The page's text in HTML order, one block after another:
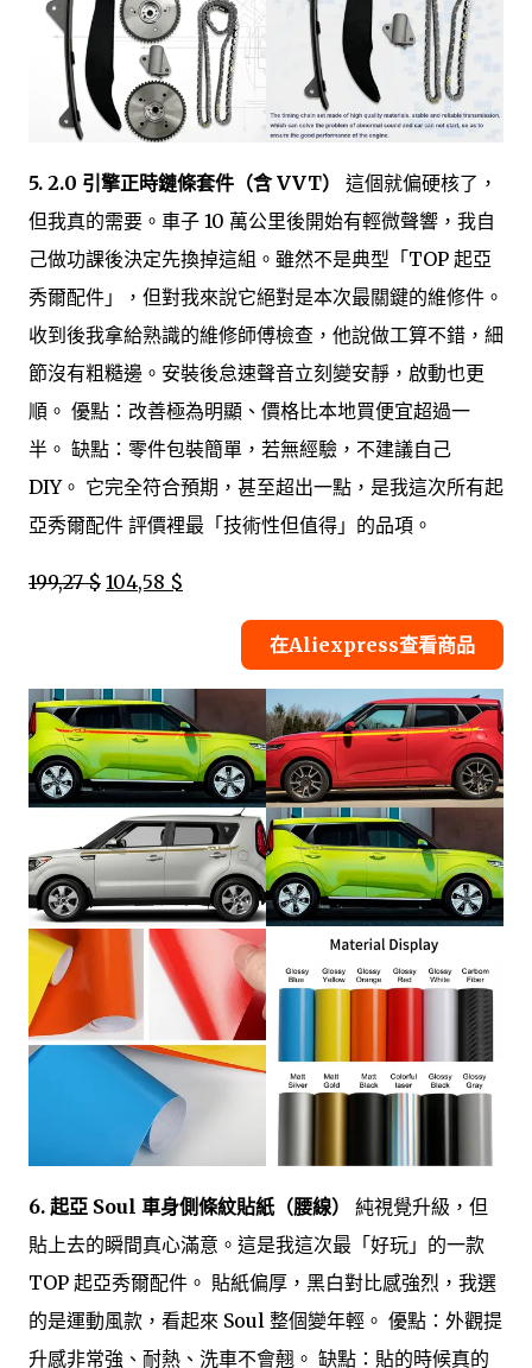
5. 2.0 引擎正時鏈條套件（含 VVT）
這個就偏硬核了，
但我真的需要。車子 10 萬公里後開始有輕微聲響，我自
己做功課後決定先換掉這組。雖然不是典型「TOP 起亞
秀爾配件」，但對我來說它絕對是本次最關鍵的維修件。
收到後我拿給熟識的維修師傅檢查，他說做工算不錯，細
節沒有粗糙邊。安裝後怠速聲音立刻變安靜，啟動也更
順。 優點：改善極為明顯、價格比本地買便宜超過一
半。 缺點：零件包裝簡單，若無經驗，不建議自己
DIY。 它完全符合預期，甚至超出一點，是我這次所有起
亞秀爾配件 評價裡最「技術性但值得」的品項。
199,27 $ 104,58 $
在Aliexpress查看商品
6. 起亞 Soul 車身側條紋貼紙（腰線）
純視覺升級，但
貼上去的瞬間真心滿意。這是我這次最「好玩」的一款
TOP 起亞秀爾配件。 貼紙偏厚，黑白對比感強烈，我選
的是運動風款，看起來 Soul 整個變年輕。 優點：外觀提
升感非常強、耐熱、洗車不會翹。 缺點：貼的時候真的